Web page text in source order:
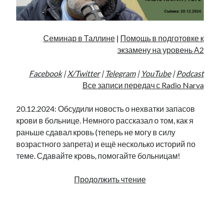
Семинар в Таллине| Помощь в подготовке к
экзамену на уровень А2
Facebook|X/Twitter| Telegram| YouTube| Podcast
Все записи передач с Radio Narva
20.12.2024: Обсудили новость о нехватки запасов
крови в больнице. Немного рассказал о том, как я
раньше сдавал кровь (теперь не могу в силу
возрастного запрета) и ещё несколько историй по
теме. Сдавайте кровь, помогайте больницам!
Продолжить чтениеМы